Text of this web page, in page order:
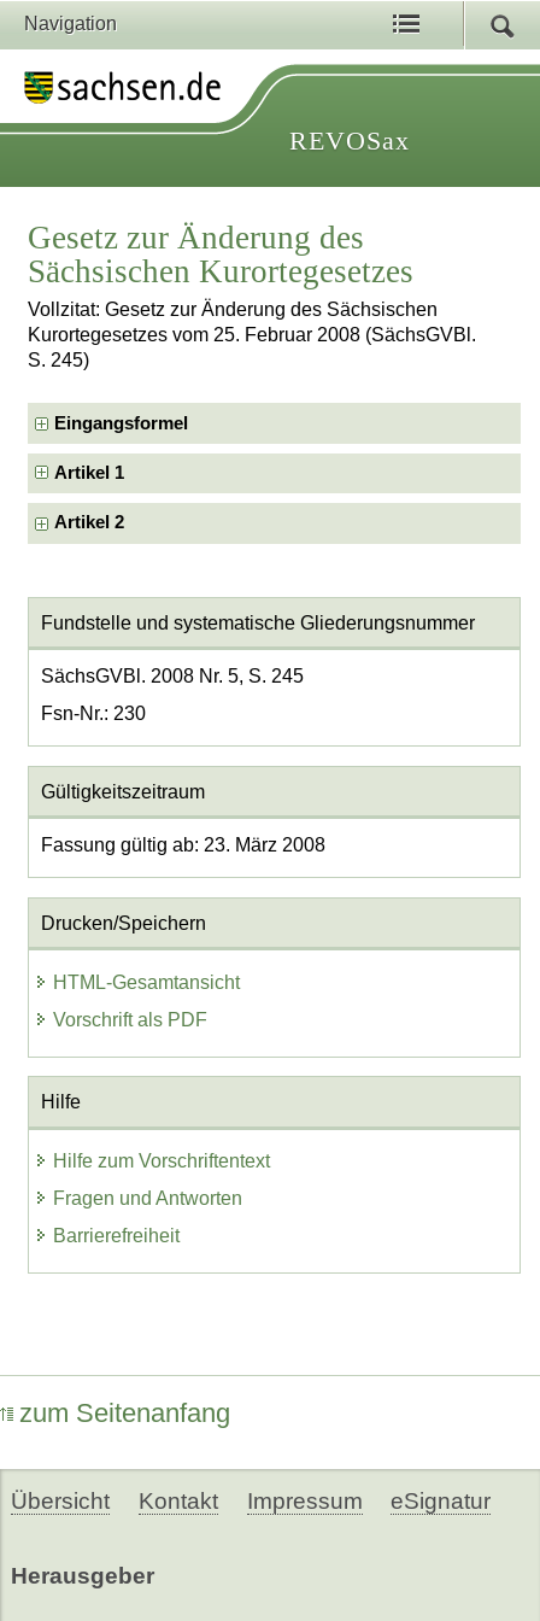
Navigation
REVOSax
Gesetz zur Änderung des
Sächsischen Kurortegesetzes
Vollzitat: Gesetz zur Änderung des Sächsischen
Kurortegesetzes vom 25. Februar 2008 (SächsGVBl.
S. 245)
Eingangsformel
Artikel 1
Artikel 2
Fundstelle und systematische Gliederungsnummer
SächsGVBl. 2008 Nr. 5, S. 245
Fsn-Nr.: 230
Gültigkeitszeitraum
Fassung gültig ab: 23. März 2008
Drucken/Speichern
HTML-Gesamtansicht
Vorschrift als PDF
Hilfe
Hilfe zum Vorschriftentext
Fragen und Antworten
Barrierefreiheit
zum Seitenanfang
Übersicht Kontakt Impressum eSignatur
Herausgeber